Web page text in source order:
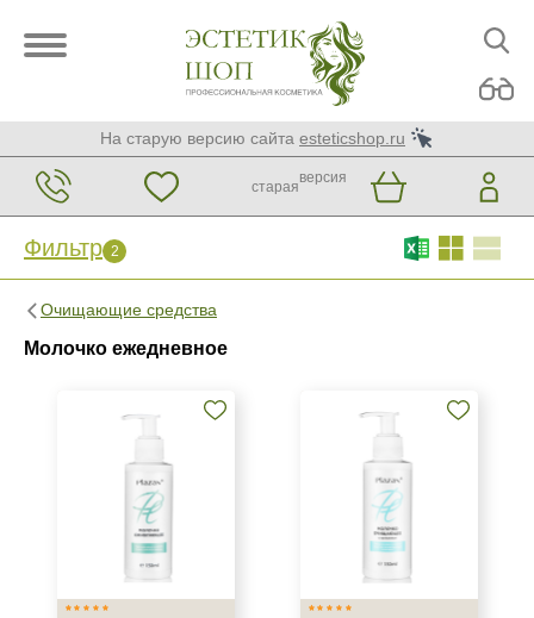
На старую версию сайта esteticshop.ru
старая
версия
Фильтр 2
Очищающие средства
Молочко ежедневное
Фильтр 2 Сброс
KORA Phytocosmetics
Kosmoteros Professionnel (Paris)
Испания